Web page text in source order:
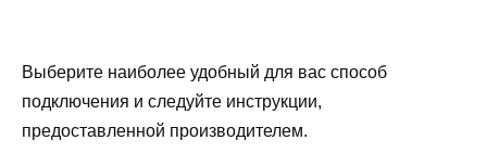
Выберите наиболее удобный для вас способ
подключения и следуйте инструкции,
предоставленной производителем.